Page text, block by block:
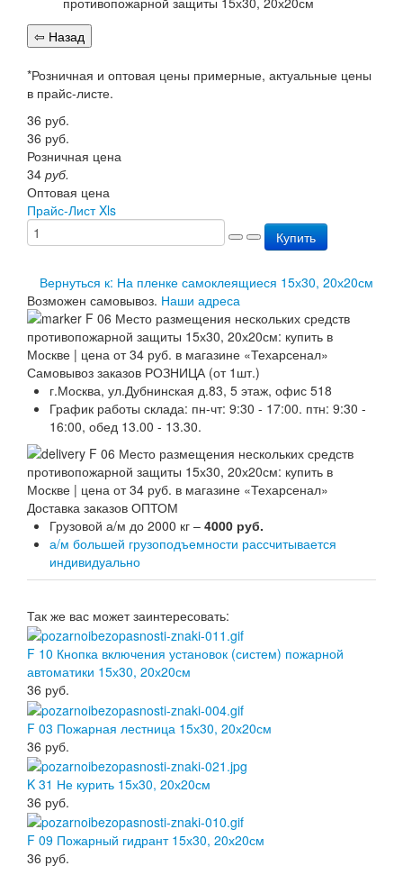
Перезарядка ОП
Перезарядка ОУ
Перезарядка ОВП
Оплата
О нас
Публичная оферта
Вопрос-Ответ
Контакты
*Розничная и оптовая цены примерные, актуальные цены
в прайс-листе.
36 руб.
36 руб.
Розничная цена
34 руб.
Оптовая цена
Прайс-Лист Xls
Купить
Вернуться к: На пленке самоклеящиеся 15х30, 20х20см
Возможен самовывоз. Наши адреса
Самовывоз заказов РОЗНИЦА (от 1шт.)
г.Москва, ул.Дубнинская д.83, 5 этаж, офис 518
График работы склада: пн-чт: 9:30 - 17:00. птн: 9:30 -
16:00, обед 13.00 - 13.30.
Доставка заказов ОПТОМ
Грузовой а/м до 2000 кг – 4000 руб.
а/м большей грузоподъемности рассчитывается
индивидуально
Так же вас может заинтересовать:
F 10 Кнопка включения установок (систем) пожарной
автоматики 15х30, 20х20см
36 руб.
F 03 Пожарная лестница 15х30, 20х20см
36 руб.
K 31 Не курить 15х30, 20х20см
36 руб.
F 09 Пожарный гидрант 15х30, 20х20см
36 руб.